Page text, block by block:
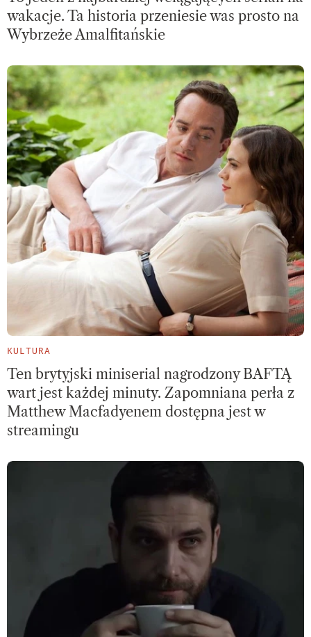
wakacje. Ta historia przeniesie was prosto na
Wybrzeże Amalfitańskie
KULTURA
Ten brytyjski miniserial nagrodzony BAFTĄ
wart jest każdej minuty. Zapomniana perła z
Matthew Macfadyenem dostępna jest w
streamingu